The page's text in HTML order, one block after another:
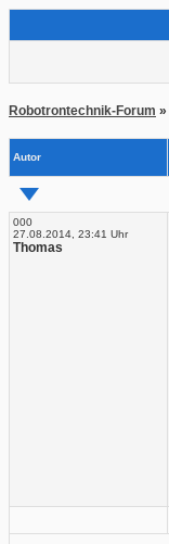
Robotrontechnik-Forum »
Autor
000
27.08.2014, 23:41 Uhr
Thomas